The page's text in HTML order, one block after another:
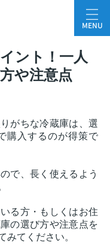
MENU
ント！一人
や注意点
がちな冷蔵庫は、選
購入するのが得策で
で、長く使えるよう
る方・もしくはお住
の選び方や注意点を
みてください。